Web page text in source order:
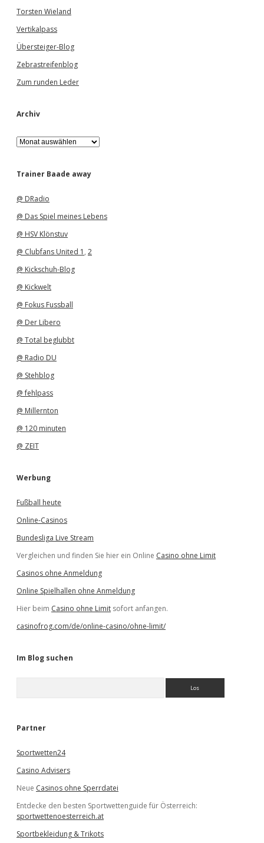
Torsten Wieland
Vertikalpass
Übersteiger-Blog
Zebrastreifenblog
Zum runden Leder
Archiv
A
r
h
Trainer Baade away
@ DRadio
@ Das Spiel meines Lebens
@ HSV Klönstuv
@ Clubfans United 1 , 2
@ Kickschuh-Blog
@ Kickwelt
@ Fokus Fussball
@ Der Libero
@ Total beglubbt
@ Radio DU
@ Stehblog
@ fehlpass
@ Millernton
@ 120 minuten
@ ZEIT
Werbung
Fußball heute
Online-Casinos
Bundesliga Live Stream
Vergleichen und finden Sie hier ein Online Casino ohne Limit
Casinos ohne Anmeldung
Online Spielhallen ohne Anmeldung
Hier beim Casino ohne Limit sofort anfangen.
casinofrog.com/de/online-casino/ohne-limit/
Im Blog suchen
e
Partner
Sportwetten24
Casino Advisers
Neue Casinos ohne Sperrdatei
Entdecke den besten Sportwettenguide für Österreich:
sportwettenoesterreich.at
Sportbekleidung & Trikots